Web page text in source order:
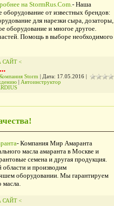
на StormRus.Com.- Наша
оборудование от известных брендов:
для нарезки сыра, дозаторы,
оборудование и многое другое.
Помощь в выборе необходимого
САЙТ <
Storm | Дата: 17.05.2016|
|
Автоинструктор
- Компания Мир Амаранта
масла амаранта в Москве и
семена и другая продукция.
и производим
оборудовании. Мы гарантируем
масла.
САЙТ <